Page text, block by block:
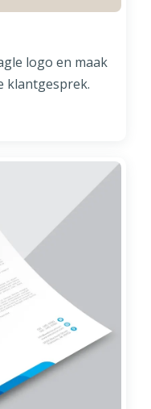
logo en maak
klantgesprek.